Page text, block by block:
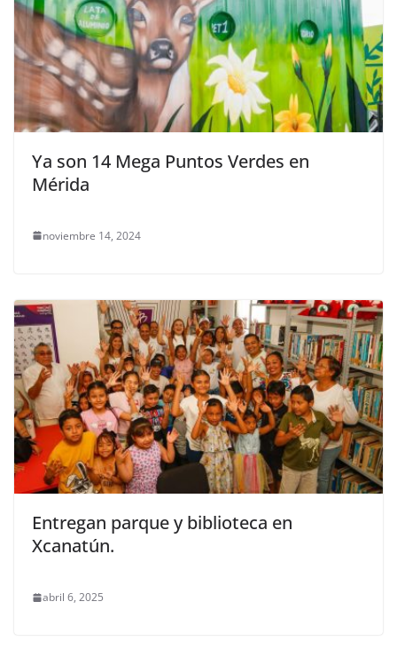
Ya son 14 Mega Puntos Verdes en
Mérida
noviembre 14, 2024
Entregan parque y biblioteca en
Xcanatún.
abril 6, 2025